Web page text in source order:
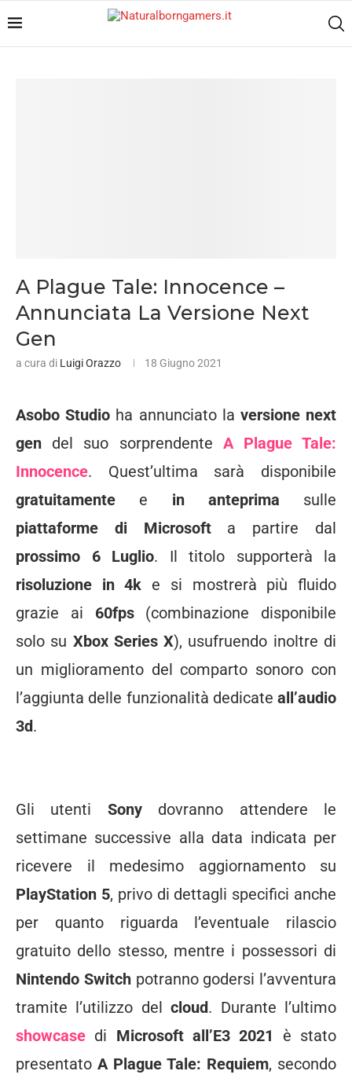
A Plague Tale: Innocence –
Annunciata La Versione Next
Gen
a cura di Luigi Orazzo 18 Giugno 2021
Asobo Studio ha annunciato la versione next
gen del suo sorprendente A Plague Tale:
Innocence. Quest’ultima sarà disponibile
gratuitamente e in anteprima sulle
piattaforme di Microsofta partire dal
prossimo 6 Luglio. Il titolo supporterà la
risoluzione in 4k e si mostrerà più fluido
grazie ai 60fps(combinazione disponibile
solo su Xbox Series X), usufruendo inoltre di
un miglioramento del comparto sonoro con
l’aggiunta delle funzionalità dedicate all’audio
3d.
Gli utenti Sonydovranno attendere le
settimane successive alla data indicata per
ricevere il medesimo aggiornamento su
PlayStation 5, privo di dettagli specifici anche
per quanto riguarda l’eventuale rilascio
gratuito dello stesso, mentre i possessori di
Nintendo Switchpotranno godersi l’avventura
tramite l’utilizzo delcloud. Durante l’ultimo
showcase di Microsoft all’E3 2021
è stato
presentato A Plague Tale: Requiem, secondo